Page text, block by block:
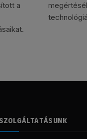
a
SZOLGÁLTATÁSUNK